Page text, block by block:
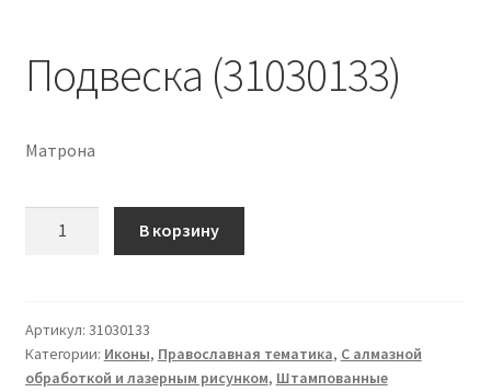
Подвеска (31030133)
Матрона
В корзину
Артикул: 31030133
Категории: Иконы, Православная тематика, С алмазной
обработкой и лазерным рисунком, Штампованные